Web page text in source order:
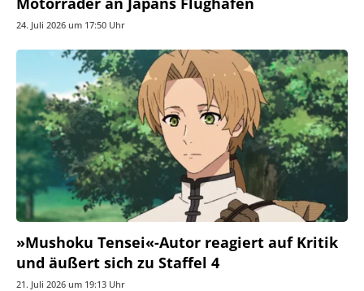
24. Juli 2026 um 17:50 Uhr
»Mushoku Tensei«-Autor reagiert auf Kritik
und äußert sich zu Staffel 4
21. Juli 2026 um 19:13 Uhr